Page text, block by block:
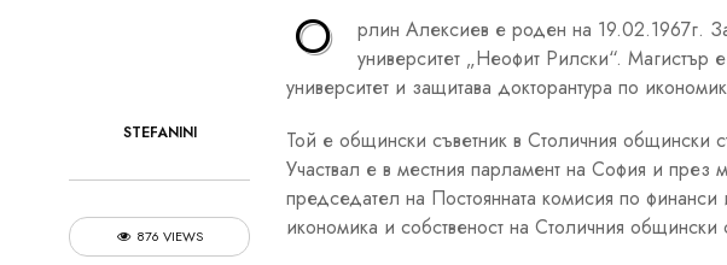
STEFANINI
876 VIEWS
О
рлин Алексиев е роден на 19.02.1967г.
университет „Неофит Рилски“.
университет и защитава докторантура по
Той е общински съветник в Столичния общински
Участвал е в местния парламент на София и
председател на Постоянната комисия по
икономика и собственост на Столичния общински